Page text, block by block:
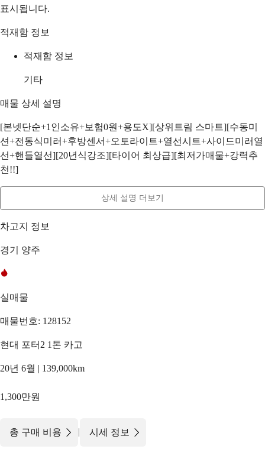
표시됩니다.
적재함 정보
적재함 정보
기타
매물 상세 설명
[본넷단순+1인소유+보험0원+용도X][상위트림 스마트][수동미
션+전동식미러+후방센서+오토라이트+열선시트+사이드미러열
선+핸들열선][20년식강조][타이어 최상급][최저가매물+강력추
천!!]
상세 설명 더보기
차고지 정보
경기 양주
실매물
매물번호: 128152
현대 포터2 1톤 카고
20년 6월 | 139,000km
1,300만원
총 구매 비용 | 시세 정보